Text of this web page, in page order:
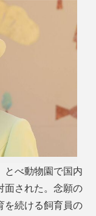
とべ動物園で国内
面された。念願の
を続ける飼育員の